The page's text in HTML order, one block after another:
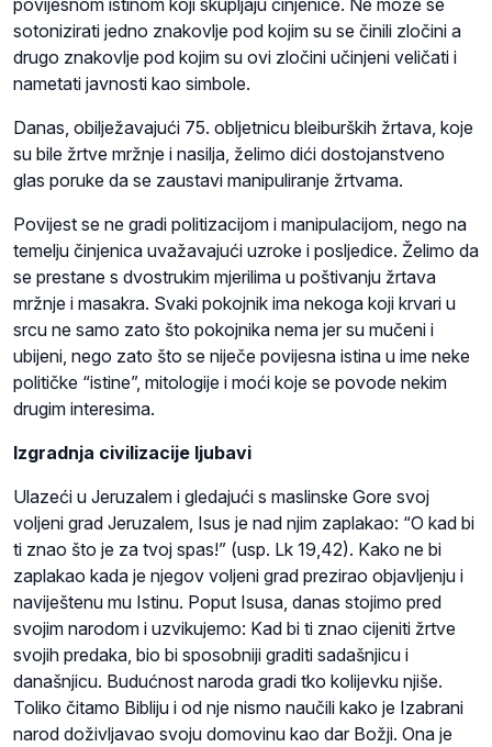
sotonizirati jedno znakovlje pod kojim su se činili zločini a
drugo znakovlje pod kojim su ovi zločini učinjeni veličati i
nametati javnosti kao simbole.
Danas, obilježavajući 75. obljetnicu bleiburških žrtava, koje
su bile žrtve mržnje i nasilja, želimo dići dostojanstveno
glas poruke da se zaustavi manipuliranje žrtvama.
Povijest se ne gradi politizacijom i manipulacijom, nego na
temelju činjenica uvažavajući uzroke i posljedice. Želimo da
se prestane s dvostrukim mjerilima u poštivanju žrtava
mržnje i masakra. Svaki pokojnik ima nekoga koji krvari u
srcu ne samo zato što pokojnika nema jer su mučeni i
ubijeni, nego zato što se niječe povijesna istina u ime neke
političke “istine”, mitologije i moći koje se povode nekim
drugim interesima.
Izgradnja civilizacije ljubavi
Ulazeći u Jeruzalem i gledajući s maslinske Gore svoj
voljeni grad Jeruzalem, Isus je nad njim zaplakao: “O kad bi
ti znao što je za tvoj spas!” (usp. Lk 19,42). Kako ne bi
zaplakao kada je njegov voljeni grad prezirao objavljenju i
naviještenu mu Istinu. Poput Isusa, danas stojimo pred
svojim narodom i uzvikujemo: Kad bi ti znao cijeniti žrtve
svojih predaka, bio bi sposobniji graditi sadašnjicu i
današnjicu. Budućnost naroda gradi tko kolijevku njiše.
Toliko čitamo Bibliju i od nje nismo naučili kako je Izabrani
narod doživljavao svoju domovinu kao dar Božji. Ona je